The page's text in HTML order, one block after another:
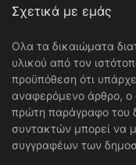
Σχετικά με εμάς
Ολα τα δικαιώματα
υλικού από τον
προϋπόθεση ότι
αναφερόμενο άρθρο, ο
πρώτη παράγραφο του
συντακτών μπορεί να
συγγραφέων των